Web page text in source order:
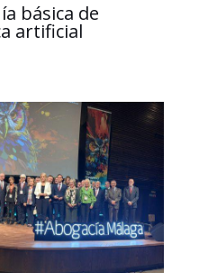
básica de
artificial